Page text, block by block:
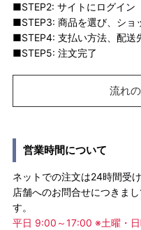
■STEP2: サイトにログイン
■STEP3: 商品を選び、ショ
■STEP4: 支払い方法、配送
■STEP5: 注文完了
流れ
営業時間について
ネットでの注文は24時間受
店舗へのお問合せにつきま
す。
平日 9:00～17:00 ※土曜・